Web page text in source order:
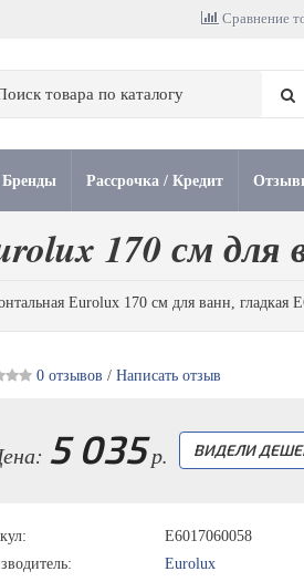
Сравнение
Бренды Рассрочка / Кредит
170 см для
Eurolux 170 см для ванн, гладкая
0 отзывов / Написать отзыв
5 035р. ВИДЕЛИ
E6017060058
Eurolux